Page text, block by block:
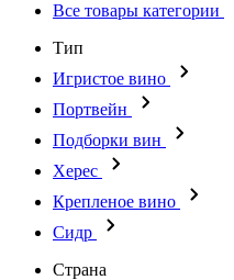
Все товары категории
Тип
Игристое вино
Портвейн
Подборки вин
Херес
Крепленое вино
Сидр
Страна